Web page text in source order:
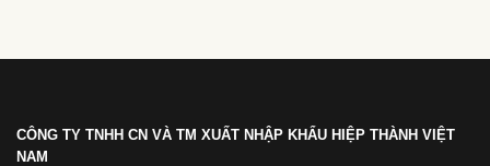
CÔNG TY TNHH CN VÀ TM XUẤT NHẬP KHẨU HIỆP THÀNH VIỆT
NAM